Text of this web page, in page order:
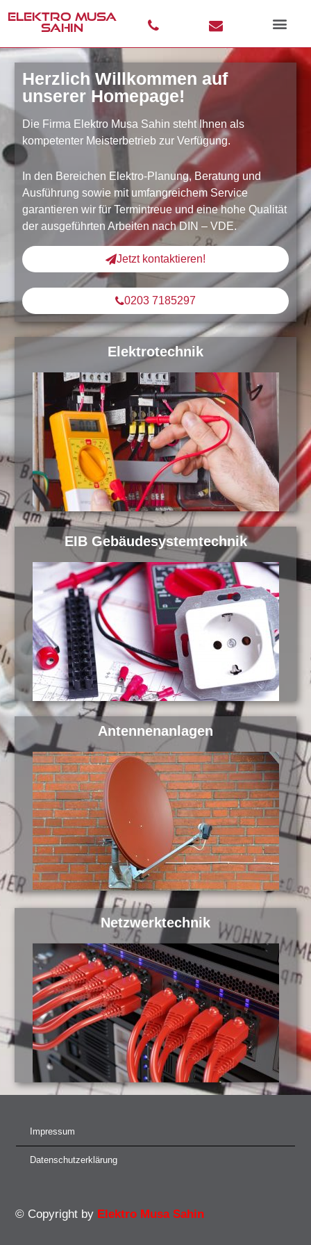
ELEKTRO MUSA
SAHIN
Herzlich Willkommen auf
unserer Homepage!
Die Firma Elektro Musa Sahin steht Ihnen als
kompetenter Meisterbetrieb zur Verfügung.
In den Bereichen Elektro-Planung, Beratung und
Ausführung sowie mit umfangreichem Service
garantieren wir für Termintreue und eine hohe Qualität
der ausgeführten Arbeiten nach DIN – VDE.
Jetzt kontaktieren!
0203 7185297
Elektrotechnik
EIB Gebäudesystemtechnik
Antennenanlagen
Netzwerktechnik
© Copyright by Elektro Musa Sahin
Impressum
Datenschutzerklärung